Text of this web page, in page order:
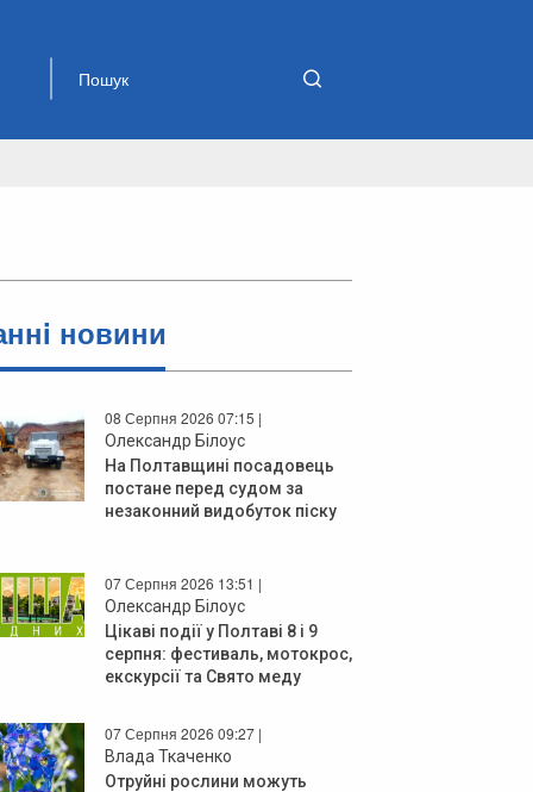
новини
08 Серпня 2026 07:15 |
Олександр Білоус
На Полтавщині посадовець
постане перед судом за
незаконний видобуток піску
07 Серпня 2026 13:51 |
Олександр Білоус
Цікаві події у Полтаві 8 і 9
серпня: фестиваль, мотокрос,
екскурсії та Свято меду
07 Серпня 2026 09:27 |
Влада Ткаченко
Отруйні рослини можуть